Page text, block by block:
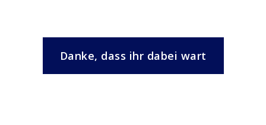
Danke, dass ihr dabei wart